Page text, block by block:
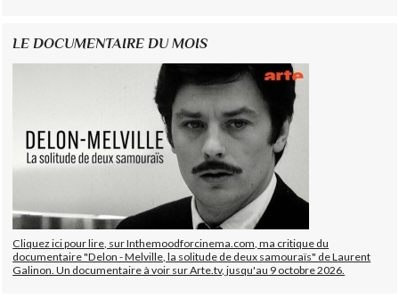
LE DOCUMENTAIRE DU MOIS
Cliquez ici pour lire, sur Inthemoodforcinema.com, ma critique du
documentaire "Delon - Melville, la solitude de deux samouraïs" de Laurent
Galinon. Un documentaire à voir sur Arte.tv, jusqu'au 9 octobre 2026.